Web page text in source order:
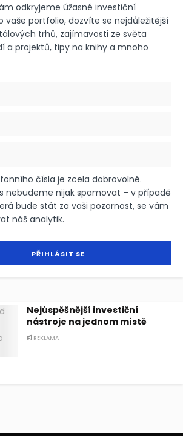
odkryjeme úžasné investiční
vaše portfolio, dozvíte se nejdůležitější
trhů, zajímavosti ze světa
a projektů, tipy na knihy a mnoho
čísla je zcela dobrovolné.
nebudeme nijak spamovat – v případě
bude stát za vaši pozornost, se vám
náš analytik.
Nejúspěšnější investiční
nástroje na jednom místě
REKLAMA